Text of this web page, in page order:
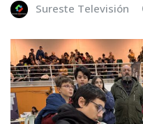
Sureste Televisión